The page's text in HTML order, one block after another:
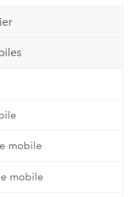
mobile
mobile